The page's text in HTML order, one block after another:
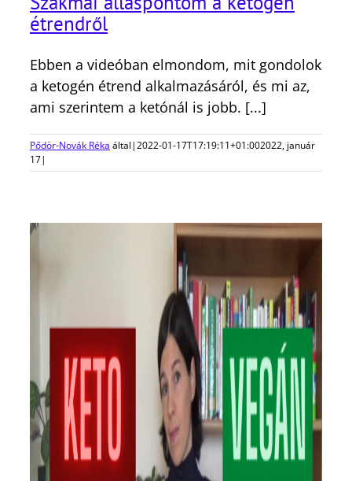
étrendről
Ebben a videóban elmondom, mit gondolok
a ketogén étrend alkalmazásáról, és mi az,
ami szerintem a ketónál is jobb. [...]
Pődör-Novák Réka által|2022-01-17T17:19:11+01:002022, január
17|